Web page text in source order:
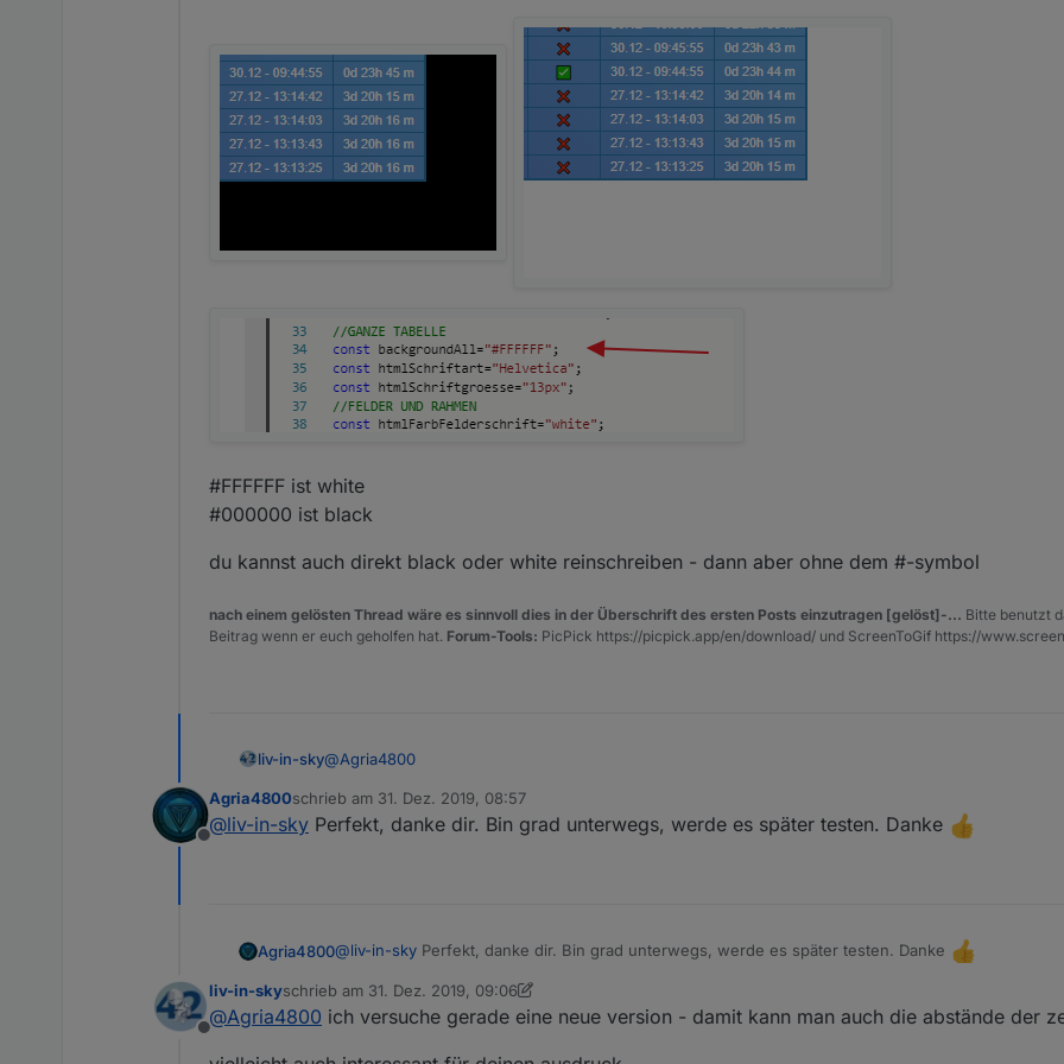
wurde dasstandard list widgetund zumanlegen
den datenpunkten von euch "gefüttert" werden
die tabelle wird über ein standard html widget über binding eingebunden
hier das widget zum import - es müssen alle datenpunkte angeglichen werden
was kann man alles einstellen:
tabelle zentrieren
schriftart, schriftgröße
schedule - wie oft wird geprüft
ob man eine datei möchte - z.b. für iqontrol
überschriften der spalten in der tabelle ein- und abschalten
ToDo-Liste
Liste mit ALLEN Alexa Lists
#FFFFFF ist white
#000000 ist black
du kannst auch direkt black oder white reinschreiben - dann aber ohne dem #-symbol
nach einem gelösten Thread wäre es sinnvoll dies in der Überschrift des ersten Posts einzutragen [gelöst]-... Bitte benutzt
Beitrag wenn er euch geholfen hat. Forum-Tools: PicPick https://picpick.app/en/download/ und ScreenToGif https://
liv-in-sky@Agria4800
Offline
Agria4800schrieb am 31. Dez. 2019, 08:57
zuletzt editiert von
@liv-in-sky Perfekt, danke dir. Bin grad unterwegs, werde es später testen. Danke
Agria4800@liv-in-sky Perfekt, danke dir. Bin grad unterwegs, werde es später testen. Danke
Offline
liv-in-skyschrieb am 31. Dez. 2019, 09:06
zuletzt editiert von liv-in-sky
@Agria4800 ich versuche gerade eine neue version - damit kann man auch die abstände der